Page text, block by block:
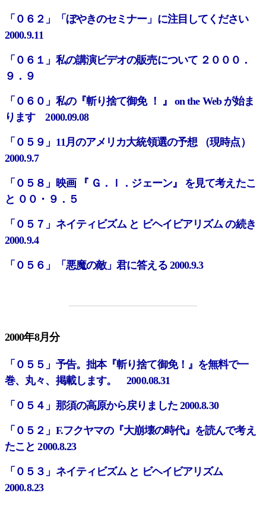
「０６２」「ぼやきのセミナー」に注目してください
2000.9.11
「０６１」私の講演ビデオの販売について ２０００．
９．９
「０６０」私の『斬り捨て御免 ！ 』 on the Web が始ま
ります 2000.09.08
「０５９」11月のアメリカ大統領選の予想 （現時点）
2000.9.7
「０５８」映画 『 Ｇ．Ｉ．ジェーン』 を見て考えたこ
と ００・９．５
「０５７」ネイティビズム と ビヘイビアリズム の続き
2000.9.4
「０５６」「悪魔の敵」君に答える 2000.9.3
2000年8月分
「０５５」予告。拙本『斬り捨て御免！』を無料で一
巻、丸々、掲載します。 2000.08.31
「０５４」那須の高原から戻りました 2000.8.30
「０５２」F.フクヤマの『大崩壊の時代』を読んで考え
たこと 2000.8.23
「０５３」ネイティビズム と ビヘイビアリズム
2000.8.23